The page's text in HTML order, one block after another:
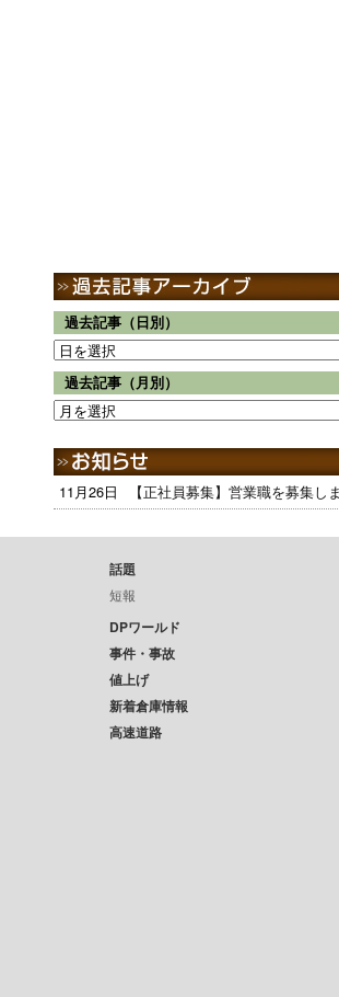
過去記事（日別）
過去記事（月別）
11月26日 【正社員募集】営業職を募集し
話題
短報
DPワールド
事件・事故
値上げ
新着倉庫情報
高速道路